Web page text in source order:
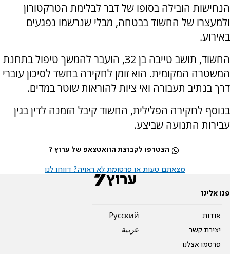
הנחישות הובילה בסופו של דבר לבלימת הטרקטורון
ולמעצרו של החשוד בבטחה, מבלי שנרשמו נפגעים
באירוע.
החשוד, תושב טייבה בן 32, הועבר להמשך טיפול בתחנת
המשטרה המקומית. הוא זומן לחקירה בחשד לסיכון עוברי
דרך בנתיב תעבורה ואי ציות להוראות שוטר במדים.
בנוסף לחקירה הפלילית, החשוד קיבל הזמנה לדין בגין
עבירות התנועה שביצע.
הצטרפו לקבוצת הוואטצאפ של ערוץ 7
מצאתם טעות או פרסומת לא ראויה? דווחו לנו
פנו אלינו
אודות
יצירת קשר
פרסמו אצלנו
Pусский
عربية